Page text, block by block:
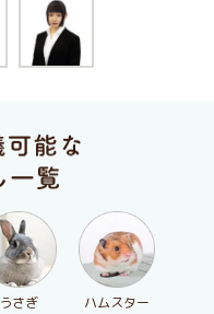
うさぎ ハムスター